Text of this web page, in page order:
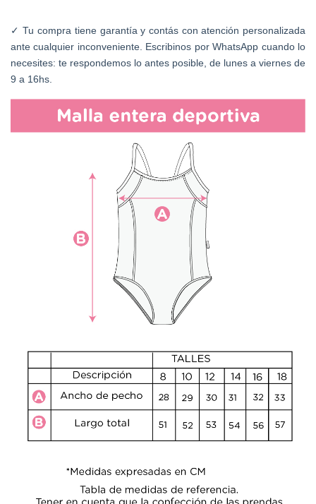
✓ Tu compra tiene garantía y contás con atención personalizada
ante cualquier inconveniente. Escribinos por WhatsApp cuando lo
necesites: te respondemos lo antes posible, de lunes a viernes de
9 a 16hs.